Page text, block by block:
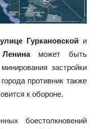
улице Гуркановскойи
может быть
застройки
противник также
к обороне.
боестолкновений